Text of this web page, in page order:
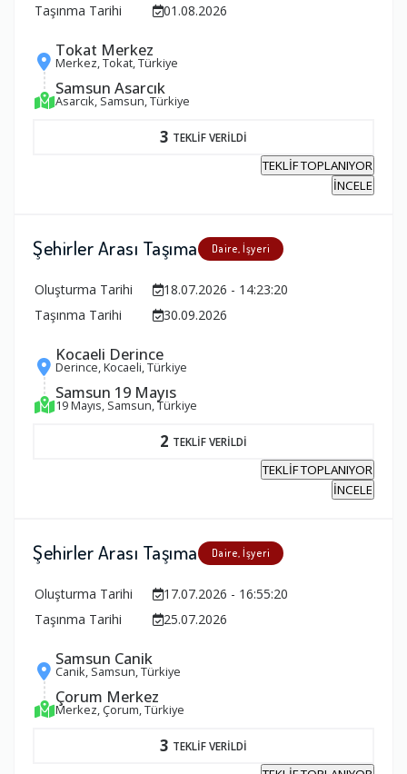
Taşınma Tarihi
01.08.2026
Tokat Merkez
Merkez, Tokat, Türkiye
Samsun Asarcık
Asarcık, Samsun, Türkiye
3 TEKLİF VERİLDİ
TEKLİF TOPLANIYOR
İNCELE
Şehirler Arası Taşıma Daire, İşyeri
Oluşturma Tarihi
18.07.2026 - 14:23:20
Taşınma Tarihi
30.09.2026
Kocaeli Derince
Derince, Kocaeli, Türkiye
Samsun 19 Mayıs
19 Mayıs, Samsun, Türkiye
2 TEKLİF VERİLDİ
TEKLİF TOPLANIYOR
İNCELE
Şehirler Arası Taşıma Daire, İşyeri
Oluşturma Tarihi
17.07.2026 - 16:55:20
Taşınma Tarihi
25.07.2026
Samsun Canik
Canik, Samsun, Türkiye
Çorum Merkez
Merkez, Çorum, Türkiye
3 TEKLİF VERİLDİ